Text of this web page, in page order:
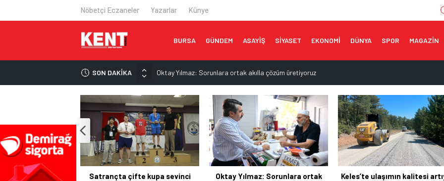
Nöbetçi Eczaneler Yazarlar Künye
BURSA GÜNDEM ASAYİŞ SİYASET EKONOMİ DÜNYA SPOR MAGAZİN
SON DAKİKA
Oktay Yılmaz: Sorunlara ortak akılla çözüm üretiyoruz
Epstein dosyası İngiltere’de yeniden açılıyor
İran’dan Hürmüz Boğazı açıklaması
Trump: Hürmüz Boğazı çok yakında açılacak
Satrançta çifte kupa sevinci
kupa sevinci
Oktay Yılmaz: Sorunlara ortak
Keles’te ulaşımın kalitesi artıyor
İnegöl’ün yeni cazibe